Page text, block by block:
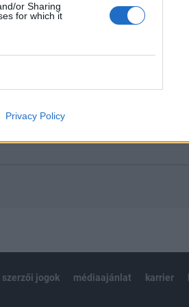
or Sharing
for which it
Privacy Policy
olvasása előfizetéses
szerzői jogok médiaajánlat karrier